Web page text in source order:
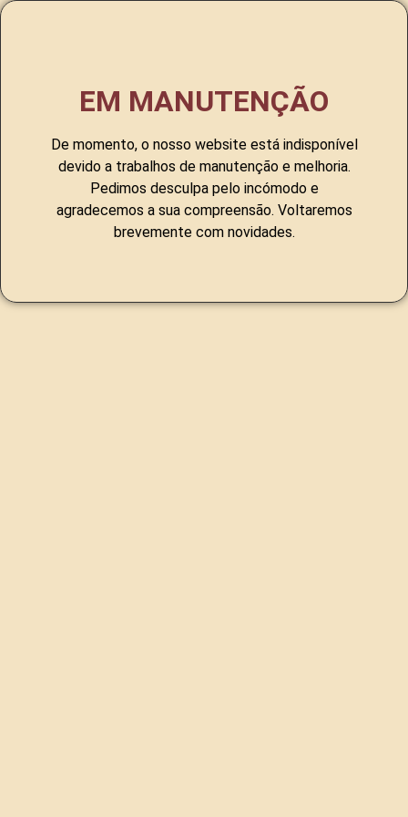
EM MANUTENÇÃO
De momento, o nosso website está indisponível
devido a trabalhos de manutenção e melhoria.
Pedimos desculpa pelo incómodo e
agradecemos a sua compreensão. Voltaremos
brevemente com novidades.